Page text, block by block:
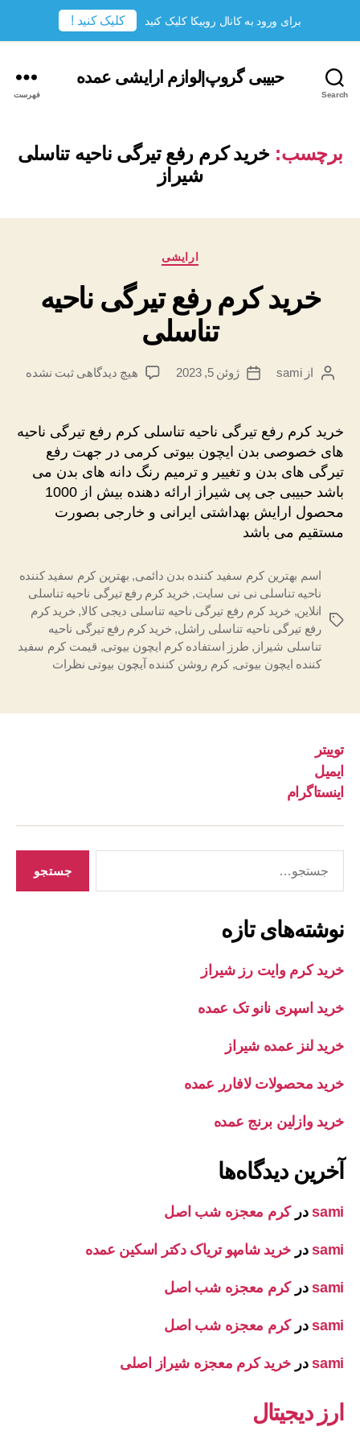
Search
حبیبی گروپ|لوازم ارایشی عمده
فهرست
برچسب: خرید کرم رفع تیرگی ناحیه تناسلی
شیراز
دسته‌ها
ارایشی
خرید کرم رفع تیرگی ناحیه
تناسلی
نویسندهٔ
ازsami
تاریخژوئن 5, 2023 هیچ دیدگاهیبرای
رفع
تیرگی
ناحیه
تناسلی
ثبت نشده
خرید کرم رفع تیرگی ناحیه تناسلی کرم رفع تیرگی ناحیه
های خصوصی بدن ایچون بیوتی کرمی در جهت رفع
تیرگی های بدن و تغییر و ترمیم رنگ دانه های بدن می
باشد حبیبی جی پی شیراز ارائه دهنده بیش از 1000
محصول ارایش بهداشتی ایرانی و خارجی بصورت
مستقیم می باشد
برچسب‌ها
اسم بهترین کرم سفید کننده بدن دائمی, بهترین کرم سفید کننده
ناحیه تناسلی نی نی سایت, خرید کرم رفع تیرگی ناحیه تناسلی
انلاین, خرید کرم رفع تیرگی ناحیه تناسلی دیجی کالا, خرید کرم
رفع تیرگی ناحیه تناسلی راشل, خرید کرم رفع تیرگی ناحیه
تناسلی شیراز , طرز استفاده کرم ایچون بیوتی, قیمت کرم سفید
کننده ایچون بیوتی,کرم روشن کننده آیچون بیوتی نظرات
توییتر
ایمیل
اینستاگرام
نوشته‌های تازه
خرید کرم وایت رز شیراز
خرید اسپری نانو تک عمده
خرید لنز عمده شیراز
خرید محصولات لافارر عمده
خرید وازلین برنج عمده
آخرین دیدگاه‌ها
samiدرکرم معجزه شب اصل
samiدر خرید شامپو تریاک دکتر اسکین عمده
samiدرکرم معجزه شب اصل
samiدرکرم معجزه شب اصل
samiدر خرید کرم معجزه شیراز اصلی
ارز دیجیتال
برای ورود به کانال روبیکا کلیک کنید کلیک کنید !